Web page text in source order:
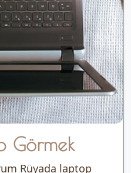
Görmek
Rüyada laptop